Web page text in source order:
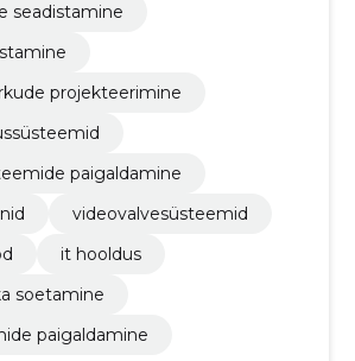
seadistamine
projekteerimine
paigaldamine
videovalvesüsteemid
it hooldus
soetamine
paigaldamine